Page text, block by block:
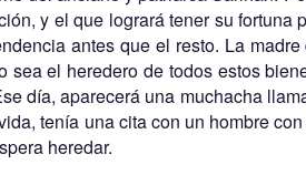
y el que logrará tener su fortuna
antes que el resto. La
sea el heredero de todos estos
día, aparecerá una muchacha
tenía una cita con un hombre
heredar.